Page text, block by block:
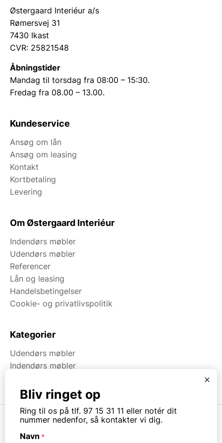
Østergaard Interiéur a/s
Rømersvej 31
7430 Ikast
CVR: 25821548
Åbningstider
Mandag til torsdag fra 08:00 – 15:30.
Fredag fra 08.00 – 13.00.
Kundeservice
Ansøg om lån
Ansøg om leasing
Kontakt
Kortbetaling
Levering
Om Østergaard Interiéur
Indendørs møbler
Udendørs møbler
Referencer
Lån og leasing
Handelsbetingelser
Cookie- og privatlivspolitik
Kategorier
Udendørs møbler
Indendørs møbler
x
Bliv ringet op
Ring til os på tlf. 97 15 31 11 eller notér dit
nummer nedenfor, så kontakter vi dig.
Navn *